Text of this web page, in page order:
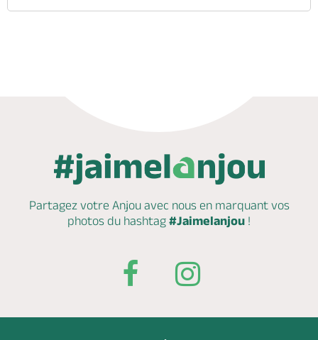
Partagez votre Anjou avec nous en marquantvos
photos du hashtag #Jaimelanjou !